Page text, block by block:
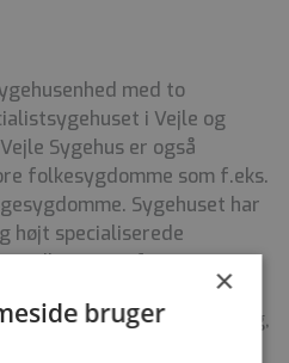
med to
i Vejle og
Sygehus er også
folkesygdomme som f.eks.
Sygehuset har
højt specialiserede
udbygning af
råder over alle
onkologisk kræftbehandling,
Klinisk Fysiologi med
×
bruger